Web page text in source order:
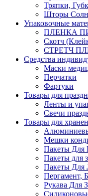
Тряпки,
Шторы
Упаковочные
ПЛЕНКА
Скотч
СТРЕТЧ
Средства
Маски
Перчатки
Фартуки
Товары для
Ленты и
Свечи
Товары для
Мешки
Пакеты Для
Пакеты для
Пакеты Для
Пергамент,
Рукава Для